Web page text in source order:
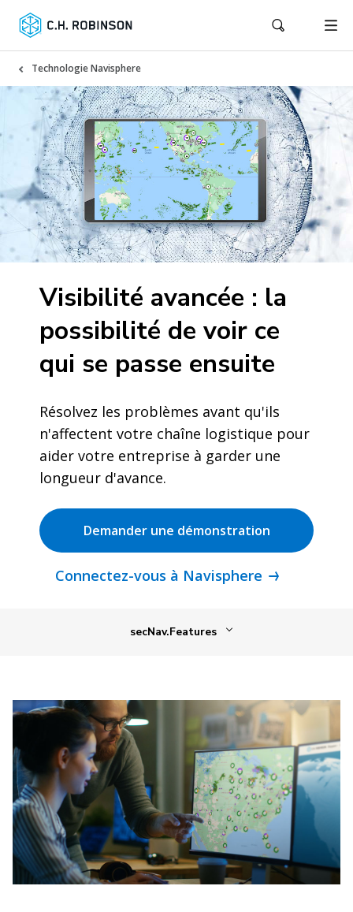
Technologie Navisphere
Visibilité avancée : la
possibilité de voir ce
qui se passe ensuite
Résolvez les problèmes avant qu'ils
n'affectent votre chaîne logistique pour
aider votre entreprise à garder une
longueur d'avance.
Demander une démonstration
Connectez-vous à Navisphere
secNav.Features